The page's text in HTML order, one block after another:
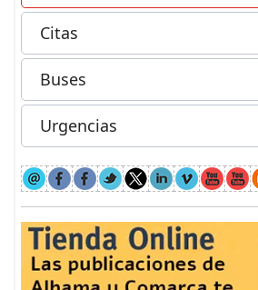
Citas
Buses
Urgencias